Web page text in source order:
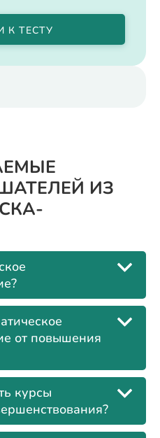
К ТЕСТУ
ИЗ
от повышения
курсы